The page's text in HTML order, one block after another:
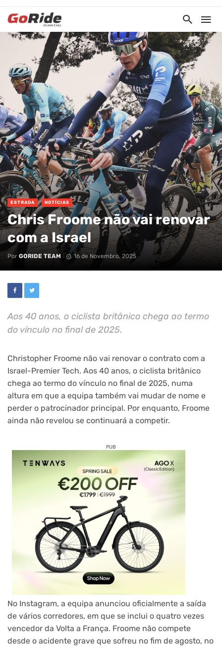
ESTRADA NOTÍCIAS
Chris Froome não vai renovar
com a Israel
Por GORIDE TEAM 16 de Novembro, 2025
Aos 40 anos, o ciclista britânico chega ao termo
do vínculo no final de 2025.
Christopher Froome não vai renovar o contrato com a
Israel-Premier Tech. Aos 40 anos, o ciclista britânico
chega ao termo do vínculo no final de 2025, numa
altura em que a equipa também vai mudar de nome e
perder o patrocinador principal. Por enquanto, Froome
ainda não revelou se continuará a competir.
PUB
No Instagram, a equipa anunciou oficialmente a saída
de vários corredores, em que se inclui o quatro vezes
vencedor da Volta a França. Froome não compete
desde o acidente grave que sofreu no fim de agosto, no